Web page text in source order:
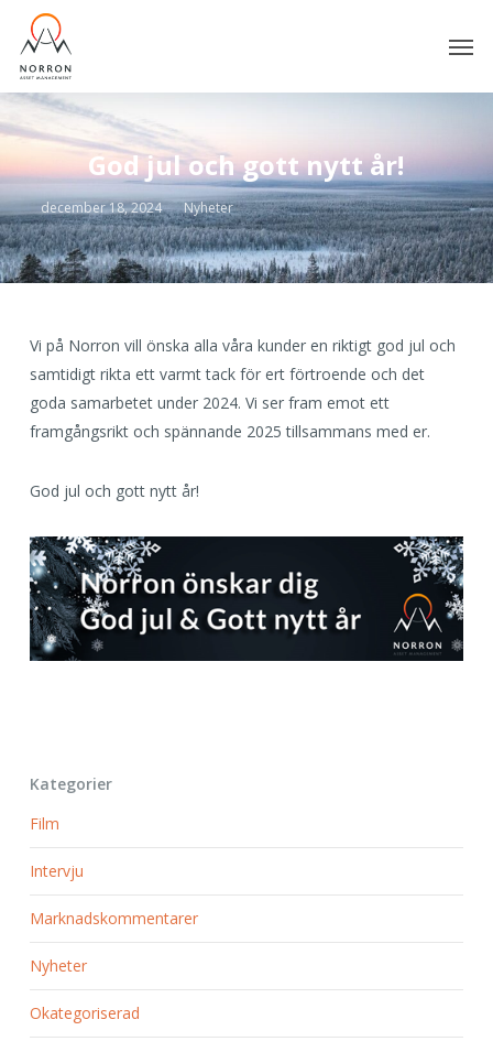
main
content
God jul och gott nytt år!
december 18, 2024 Nyheter
Vi på Norron vill önska alla våra kunder en riktigt god jul och
samtidigt rikta ett varmt tack för ert förtroende och det
goda samarbetet under 2024. Vi ser fram emot ett
framgångsrikt och spännande 2025 tillsammans med er.
God jul och gott nytt år!
Kategorier
Film
Intervju
Marknadskommentarer
Nyheter
Okategoriserad